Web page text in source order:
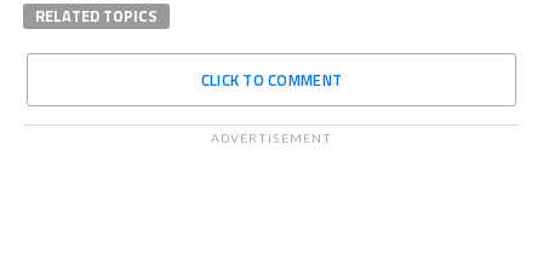
RELATED TOPICS
CLICK TO COMMENT
ADVERTISEMENT